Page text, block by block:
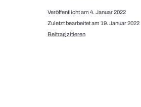
Veröffentlicht am 4. Januar 2022
Zuletzt bearbeitet am 19. Januar 2022
Beitrag zitieren